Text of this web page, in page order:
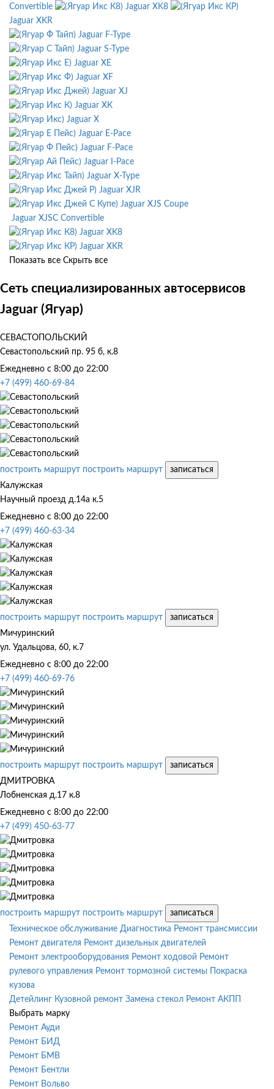
Convertible
Jaguar XK8
Jaguar XKR
Jaguar F-Type
Jaguar S-Type
Jaguar XE
Jaguar XF
Jaguar XJ
Jaguar XK
Jaguar X
Jaguar E-Pace
Jaguar F-Pace
Jaguar I-Pace
Jaguar X-Type
Jaguar XJR
Jaguar XJS Coupe
Jaguar XJSC Convertible
Jaguar XK8
Jaguar XKR
Показать все Скрыть все
Сеть специализированных автосервисов
Jaguar (Ягуар)
СЕВАСТОПОЛЬСКИЙ
Севастопольский пр. 95 б, к.8
Ежедневно с 8:00 до 22:00
+7 (499) 460-69-84
построить маршрут построить маршрут
записаться
Калужская
Научный проезд д.14а к.5
Ежедневно с 8:00 до 22:00
+7 (499) 460-63-34
построить маршрут построить маршрут
записаться
Мичуринский
ул. Удальцова, 60, к.7
Ежедневно с 8:00 до 22:00
+7 (499) 460-69-76
построить маршрут построить маршрут
записаться
ДМИТРОВКА
Лобненская д.17 к.8
Ежедневно с 8:00 до 22:00
+7 (499) 450-63-77
построить маршрут построить маршрут
записаться
Техническое обслуживание Диагностика Ремонт трансмиссии
Ремонт двигателя Ремонт дизельных двигателей
Ремонт электрооборудования Ремонт ходовой Ремонт
рулевого управления Ремонт тормозной системы
Покраска
кузова
Детейлинг Кузовной ремонт Замена стекол Ремонт АКПП
Выбрать марку
Ремонт Ауди
Ремонт БИД
Ремонт БМВ
Ремонт Бентли
Ремонт Вольво